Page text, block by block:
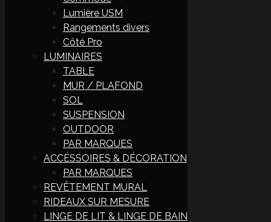
Lumière USM
Rangements divers
Côté Pro
LUMINAIRES
TABLE
MUR / PLAFOND
SOL
SUSPENSION
OUTDOOR
PAR MARQUES
ACCÉSSOIRES & DÉCORATION
PAR MARQUES
REVÊTEMENT MURAL
RIDEAUX SUR MESURE
LINGE DE LIT & LINGE DE BAIN